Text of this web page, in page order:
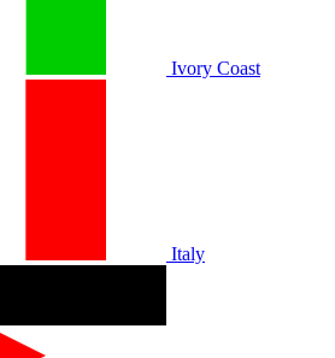
Ivory Coast
Italy